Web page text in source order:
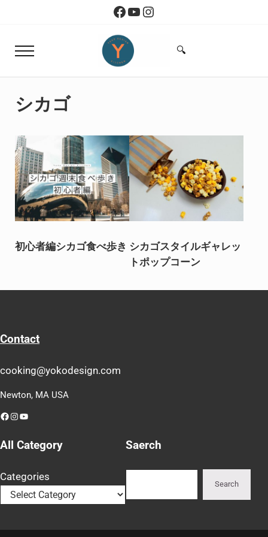
Skip to header right navigationFacebook
YouTube
Instagram
Menu
Yoko Design Kitchen
Search...
🔍
シカゴ
初心者編シカゴ食べ歩き シカゴスタイルギャレッ
トポップコーン
Contact
cooking@yokodesign.com
Newton, MA USA
Facebook
Instagram
YouTube
All Category
Categories
Saerch
Search